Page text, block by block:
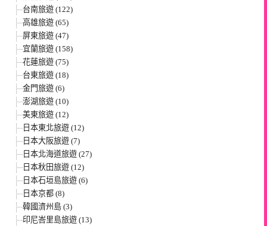
台南旅遊 (122)
高雄旅遊 (65)
屏東旅遊 (47)
宜蘭旅遊 (158)
花蓮旅遊 (75)
台東旅遊 (18)
金門旅遊 (6)
澎湖旅遊 (10)
美東旅遊 (12)
日本東北旅遊 (12)
日本大阪旅遊 (7)
日本北海道旅遊 (27)
日本秋田旅遊 (12)
日本石垣島旅遊 (6)
日本京都 (8)
韓國濟州島 (3)
印尼峇里島旅遊 (13)